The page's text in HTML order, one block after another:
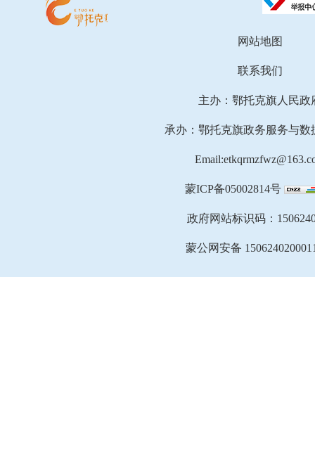
网站地图
联系我们
主办：鄂托克旗人民政
承办：鄂托克旗政务服务与数
蒙ICP备05002814号
政府网站标识码：
蒙公网安备